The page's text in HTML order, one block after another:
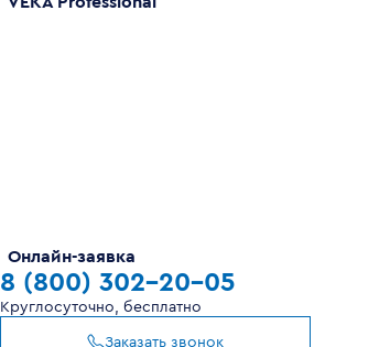
Онлайн-заявка
8 (800) 302-20-05
Круглосуточно, бесплатно
Заказать звонок